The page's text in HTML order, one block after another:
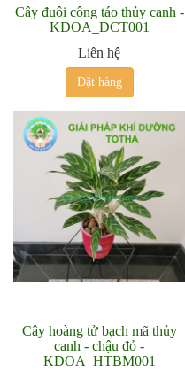
Cây đuôi công táo thủy canh -
KDOA_DCT001
Liên hệ
Đặt hàng
Cây hoàng tử bạch mã thủy
canh - chậu đỏ -
KDOA_HTBM001